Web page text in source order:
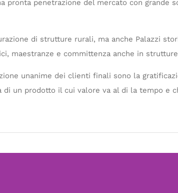
pronta penetrazione del mercato con grande
di strutture rurali, ma anche Palazzi
maestranze e committenza anche in
unanime dei clienti finali sono la
un prodotto il cui valore va al di la tempo e